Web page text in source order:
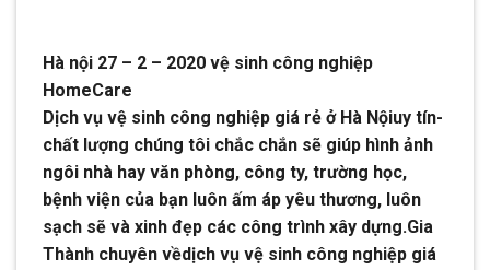
Hà nội 27 – 2 – 2020 vệ sinh công nghiệp
HomeCare
Dịch vụ vệ sinh công nghiệp giá rẻ ở Hà Nộiuy tín-
chất lượng chúng tôi chắc chắn sẽ giúp hình ảnh
ngôi nhà hay văn phòng, công ty, trường học,
bệnh viện của bạn luôn ấm áp yêu thương, luôn
sạch sẽ và xinh đẹp các công trình xây dựng.Gia
Thành chuyên vềdịch vụ vệ sinh công nghiệp giá